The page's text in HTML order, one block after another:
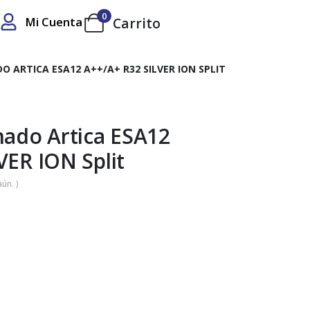
Mi Cuenta 0 Carrito
ARTICA ESA12 A++/A+ R32 SILVER ION SPLIT
Artica ESA12
ION Split
)